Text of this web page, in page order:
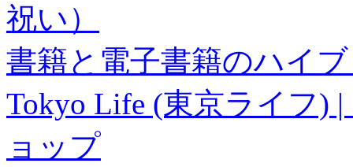
祝い）
書籍と電子書籍のハイ
Tokyo Life (東京ライフ)
ョップ